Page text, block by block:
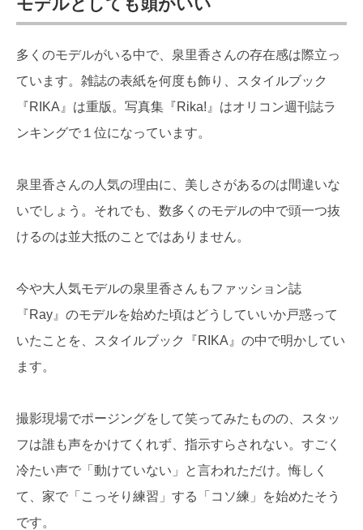
多くのモデルがいる中で、泉里香さんの存在感は際立っ
ています。雑誌の表紙を何度も飾り、スタイルブック
『RIKA』は重版。写真集『Rika!』はオリコン週刊誌ラ
ンキングで１位になっています。
泉里香さんの人気の理由に、美しさがあるのは間違いな
いでしょう。それでも、数多くのモデルの中で頭一つ抜
けるのは並大抵のことではありません。
今や大人気モデルの泉里香さんもファッション誌
『Ray』のモデルを始めた頃はどうしていいか戸惑って
いたことを、スタイルブック『RIKA』の中で明かしてい
ます。
撮影現場でポージングをして笑ってみたものの、スタッ
フは誰も声をかけてくれず、指示すらされない。すごく
冷たい声で「動けていない」と言われただけ。悔しく
て、家で「こっそり練習」する「コソ練」を始めたそう
です。